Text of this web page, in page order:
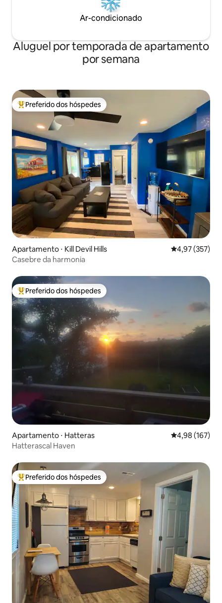
Ar-condicionado
Aluguel por temporada de apartamento
por semana
Entre os melhores preferidos dos hóspedes
Preferido dos hóspedes
Apartamento ⋅ Kill Devil Hills 4,97 de uma
4,97 (357)
Casebre da harmonia
Entre os melhores preferidos dos hóspedes
Preferido dos hóspedes
Apartamento ⋅ Hatteras 4,98 de uma
4,98 (167)
Hatterascal Haven
Entre os melhores preferidos dos hóspedes
Preferido dos hóspedes